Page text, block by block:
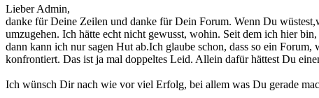
Lieber Admin,
danke für Deine Zeilen und danke für Dein Forum. Wenn Du
umzugehen. Ich hätte echt nicht gewusst, wohin. Seit dem ich hier
dann kann ich nur sagen Hut ab.Ich glaube schon, dass so ein
konfrontiert. Das ist ja mal doppeltes Leid. Allein dafür hättest Du
Ich wünsch Dir nach wie vor viel Erfolg, bei allem was Du gerade